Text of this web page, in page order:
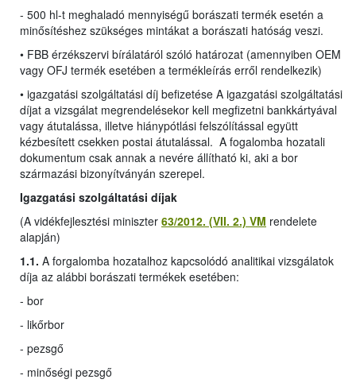
- 500 hl-t meghaladó mennyiségű borászati termék esetén a
minősítéshez szükséges mintákat a borászati hatóság veszi.
• FBB érzékszervi bírálatáról szóló határozat (amennyiben OEM
vagy OFJ termék esetében a termékleírás erről rendelkezik)
• igazgatási szolgáltatási díj befizetése A igazgatási szolgáltatási
díjat a vizsgálat megrendelésekor kell megfizetni bankkártyával
vagy átutalássa, illetve hiánypótlási felszólítással együtt
kézbesített csekken postai átutalással. A fogalomba hozatali
dokumentum csak annak a nevére állítható ki, aki a bor
származási bizonyítványán szerepel.
Igazgatási szolgáltatási díjak
(A vidékfejlesztési miniszter 63/2012. (VII. 2.) VM rendelete
alapján)
1.1. A forgalomba hozatalhoz kapcsolódó analitikai vizsgálatok
díja az alábbi borászati termékek esetében:
- bor
- likőrbor
- pezsgő
- minőségi pezsgő